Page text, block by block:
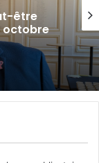
2025 dans
sont